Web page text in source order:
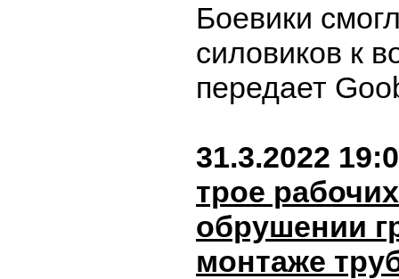
Боевики
силовиков к
передает
31.3.2022
трое
обрушении
монтаже